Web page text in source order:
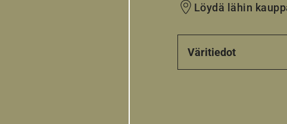
Löydä lähin
Väritiedot